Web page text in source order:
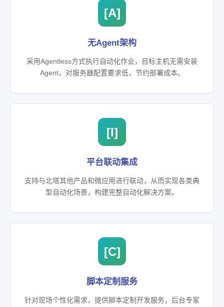
[A]
无Agent架构
采用Agentless方式执行自动化作业，目标主机无需安装
Agent，对服务器配置要求低，节约部署成本。
[I]
平台联动集成
支持与北塔其他产品和微应用进行联动，从而实现各类典
型自动化场景，构建完整自动化解决方案。
[C]
脚本定制服务
针对现场个性化需求，提供脚本定制开发服务，后台专家